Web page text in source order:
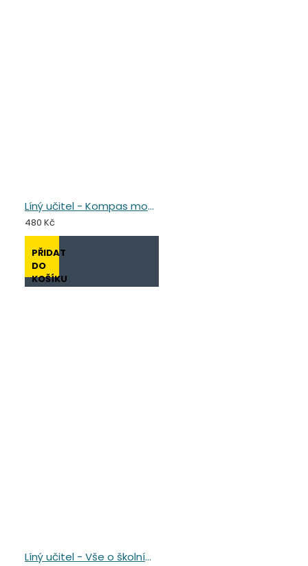
Líný učitel - Kompas moderního učitele
480 Kč
PŘIDAT
DO
KOŠÍKU
Líný učitel - Vše o školním hodnocení